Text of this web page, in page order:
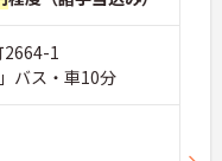
2664-1
バス・車10分